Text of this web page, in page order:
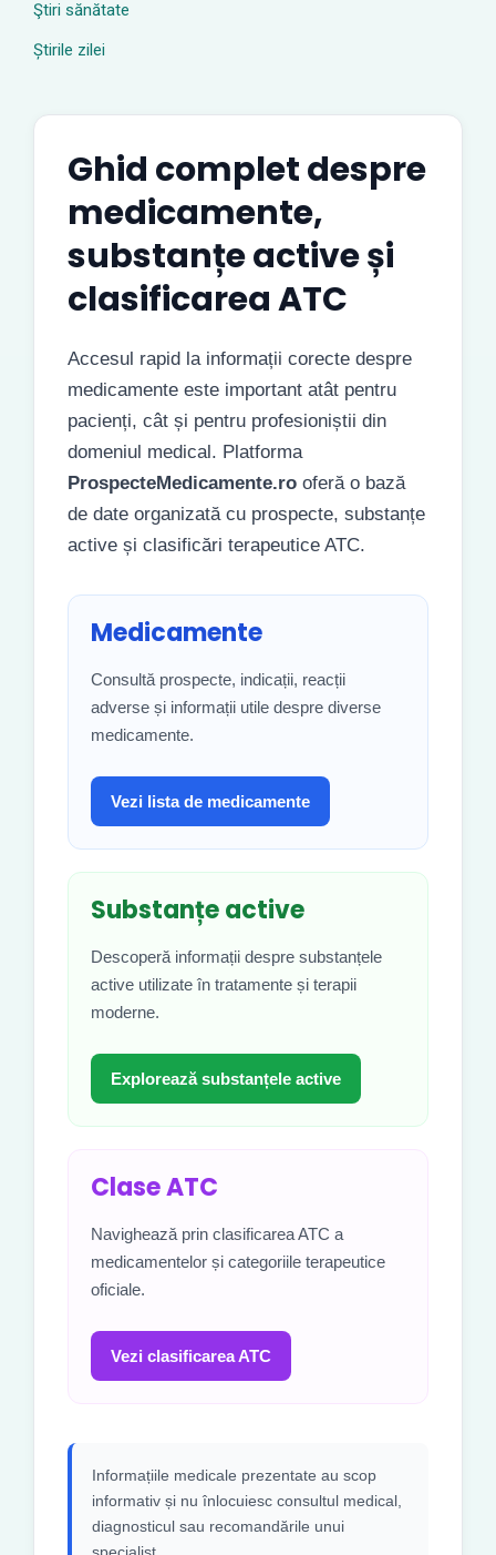
Ştiri sănătate
Știrile zilei
Ghid complet despre
medicamente,
substanțe active și
clasificarea ATC
Accesul rapid la informații corecte despre
medicamente este important atât pentru
pacienți, cât și pentru profesioniștii din
domeniul medical. Platforma
ProspecteMedicamente.ro oferă o bază
de date organizată cu prospecte, substanțe
active și clasificări terapeutice ATC.
Medicamente
Consultă prospecte, indicații, reacții
adverse și informații utile despre diverse
medicamente.
Vezi lista de medicamente
Substanțe active
Descoperă informații despre substanțele
active utilizate în tratamente și terapii
moderne.
Explorează substanțele active
Clase ATC
Navighează prin clasificarea ATC a
medicamentelor și categoriile terapeutice
oficiale.
Vezi clasificarea ATC
Informațiile medicale prezentate au scop
informativ și nu înlocuiesc consultul medical,
diagnosticul sau recomandările unui